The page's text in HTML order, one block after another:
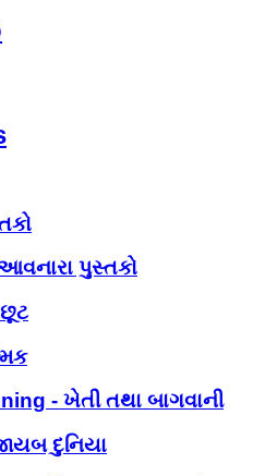
પુસ્તકો
- ખેતી તથા બાગવાની
દુનિયા